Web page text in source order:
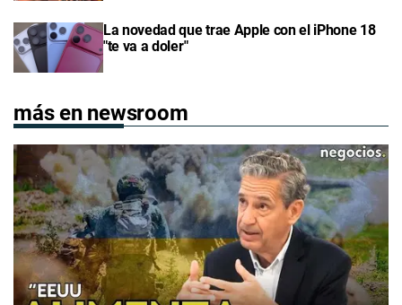
La novedad que trae Apple con el iPhone 18
"te va a doler"
más en newsroom